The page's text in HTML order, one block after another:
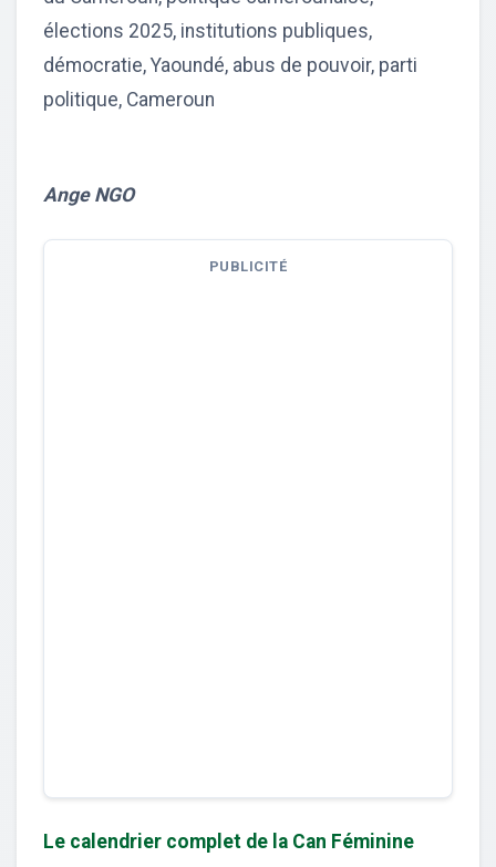
élections 2025, institutions publiques,
démocratie, Yaoundé, abus de pouvoir, parti
politique, Cameroun
Ange NGO
PUBLICITÉ
Le calendrier complet de la Can Féminine